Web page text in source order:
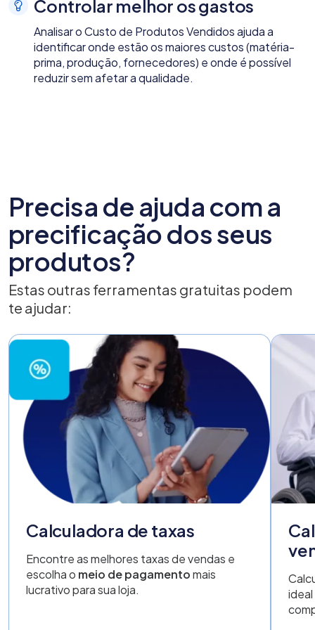
Controlar melhor os gastos
Analisar o Custo de Produtos Vendidos ajuda a
identificar onde estão os maiores custos (matéria-
prima, produção, fornecedores) e onde é possível
reduzir sem afetar a qualidade.
Precisa de ajuda com a
precificação dos seus
produtos?
Estas outras ferramentas gratuitas podem
te ajudar:
Calculadora de taxas
Encontre as melhores taxas de vendas e
escolha o meio de pagamentomais
lucrativo para sua loja.